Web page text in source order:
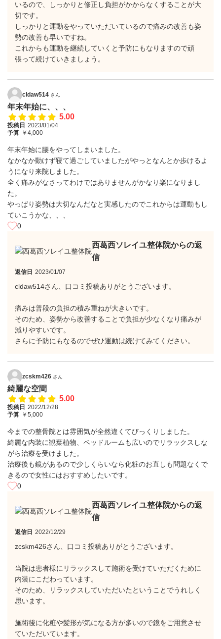
いるので、しっかりと修正し負担がかからなくすることが大
切です。
しっかりと運動をやっていただいているので痛みの改善も姿
勢の改善も早いですね。
これからも運動を継続していくと予防にもなりますので頑
張って続けていきましょう。
cldaw514 さん
年末年始に、、、
5.00
投稿日 2023/01/04
予算 ￥4,000
年末年始に腰をやってしまいました。
なかなか動けず寝て過ごしていましたがやっとなんとか歩けるよ
うになり来院しました。
全く痛みがなさってわけではありませんがかなり楽になりまし
た。
やっぱり姿勢は大切なんだなと実感したのでこれからは運動もし
ていこうかな、、、
0
西葛西ソレイユ整体院からの返
信
返信日 2023/01/07
cldaw514さん、口コミ投稿ありがとうございます。
痛みは普段の負担の積み重ねが大きいです。
そのため、姿勢から改善することで負担が少なくなり痛みが
減りやすいです。
さらに予防にもなるのでぜひ運動は続けてみてください。
zcskm426 さん
綺麗な空間
5.00
投稿日 2022/12/28
予算 ￥5,000
今までの整骨院とは雰囲気が全然違くてびっくりしました。
綺麗な内装に観葉植物、ベッドルームも広いのでリラックスしな
がら治療を受けました。
治療後も鏡があるので少しくらいなら化粧のお直しも問題なくで
きるので女性にはおすすめしたいです。
0
西葛西ソレイユ整体院からの返
信
返信日 2022/12/29
zcskm426さん、口コミ投稿ありがとうございます。
当院は患者様にリラックスして施術を受けていただくために
内装にこだわっています。
そのため、リラックスしていただいたということでうれしく
思います。
施術後に化粧や髪形が気になる方が多いので鏡をご用意させ
ていただいています。